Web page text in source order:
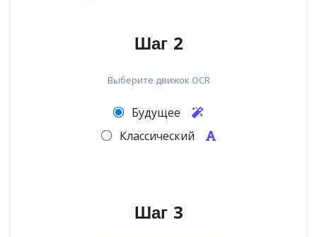
Шаг 2
Выберите движок OCR
Будущее
Классический
Шаг 3